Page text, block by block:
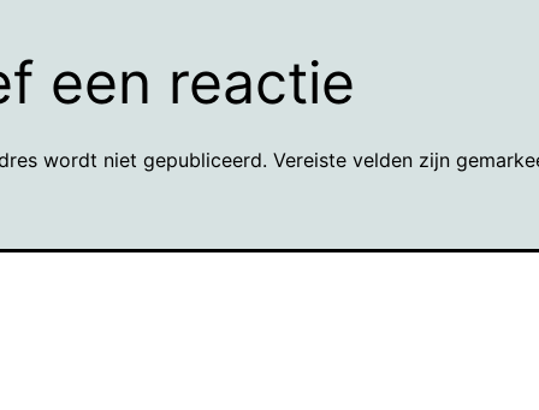
een reactie
wordt niet gepubliceerd. Vereiste velden zijn